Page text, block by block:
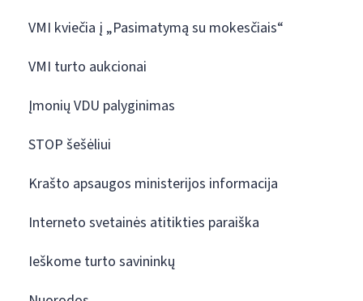
VMI kviečia į „Pasimatymą su mokesčiais“
VMI turto aukcionai
Įmonių VDU palyginimas
STOP šešėliui
Krašto apsaugos ministerijos informacija
Interneto svetainės atitikties paraiška
Ieškome turto savininkų